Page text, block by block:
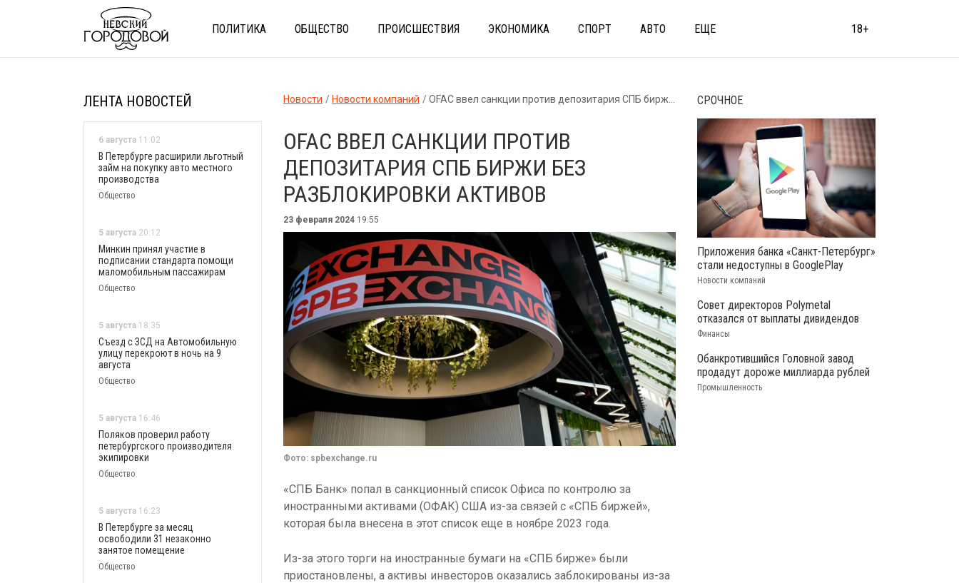
ПОЛИТИКА ОБЩЕСТВО ПРОИСШЕСТВИЯ ЭКОНОМИКА СПОРТ АВТО ЕЩЕ 18+
Новости Новости компаний OFAC ввел санкции против депозитария СПБ биржи без разблокировки активов
OFAC ВВЕЛ САНКЦИИ ПРОТИВ
ДЕПОЗИТАРИЯ СПБ БИРЖИ БЕЗ
РАЗБЛОКИРОВКИ АКТИВОВ
23 февраля 2024 19:55
Фото: spbexchange.ru
«СПБ Банк» попал в санкционный список Офиса по контролю за
иностранными активами (ОФАК) США из-за связей с «СПБ биржей»,
которая была внесена в этот список еще в ноябре 2023 года.
Из-за этого торги на иностранные бумаги на «СПБ бирже» были
приостановлены, а активы инвесторов оказались заблокированы из-за
ЛЕНТА НОВОСТЕЙ
6 августа 11:02
В Петербурге расширили льготный
займ на покупку авто местного
производства
Общество
5 августа 20:12
Минкин принял участие в
подписании стандарта помощи
маломобильным пассажирам
Общество
5 августа 18:35
Съезд с ЗСД на Автомобильную
улицу перекроют в ночь на 9
августа
Общество
5 августа 16:46
Поляков проверил работу
петербургского производителя
экипировки
Общество
5 августа 16:23
В Петербурге за месяц
освободили 31 незаконно
занятое помещение
Общество
СРОЧНОЕ
Приложения банка «Санкт-Петербург»
стали недоступны в GooglePlay
Новости компаний
Совет директоров Polymetal
отказался от выплаты дивидендов
Финансы
Обанкротившийся Головной завод
продадут дороже миллиарда рублей
Промышленность